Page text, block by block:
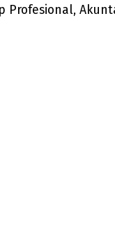
Profesional,